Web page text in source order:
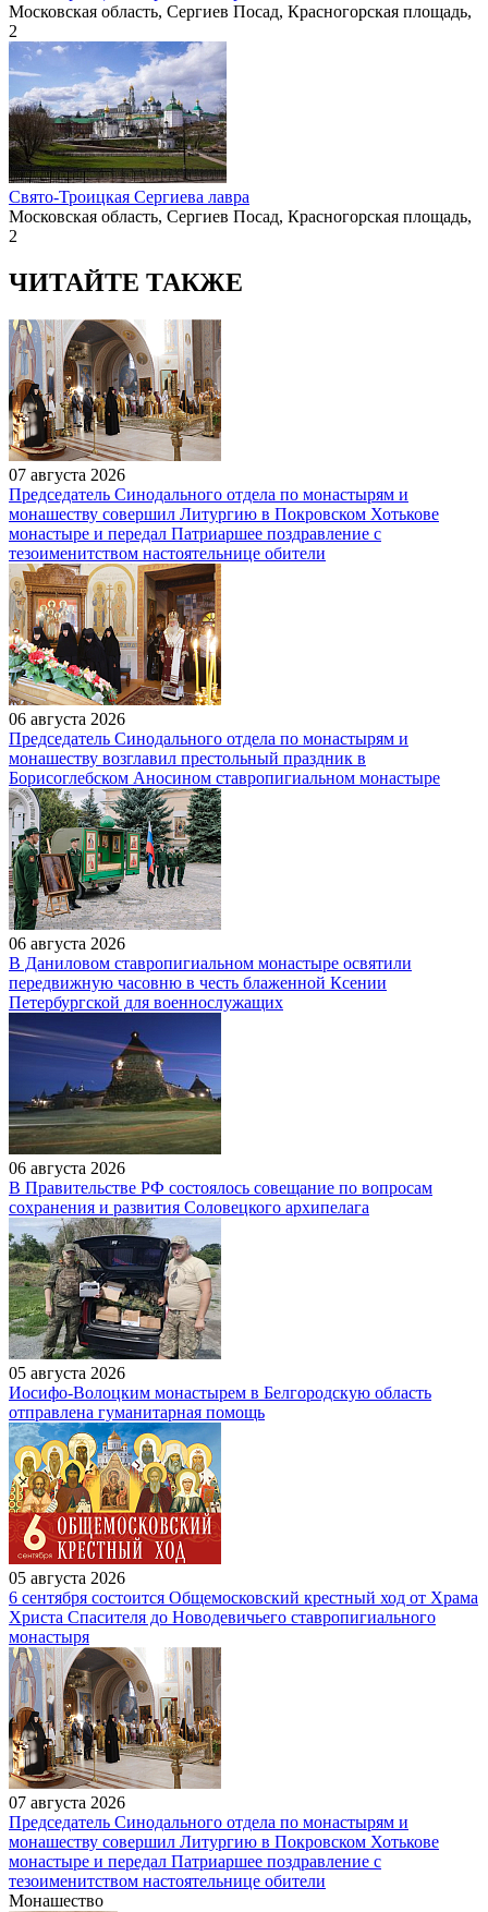
Московская область, Сергиев Посад, Красногорская площадь,
2
Свято-Троицкая Сергиева лавра
Московская область, Сергиев Посад, Красногорская площадь,
2
ЧИТАЙТЕ ТАКЖЕ
07 августа 2026
Председатель Синодального отдела по монастырям и
монашеству совершил Литургию в Покровском Хотькове
монастыре и передал Патриаршее поздравление с
тезоименитством настоятельнице обители
06 августа 2026
Председатель Синодального отдела по монастырям и
монашеству возглавил престольный праздник в
Борисоглебском Аносином ставропигиальном монастыре
06 августа 2026
В Даниловом ставропигиальном монастыре освятили
передвижную часовню в честь блаженной Ксении
Петербургской для военнослужащих
06 августа 2026
В Правительстве РФ состоялось совещание по вопросам
сохранения и развития Соловецкого архипелага
05 августа 2026
Иосифо-Волоцким монастырем в Белгородскую область
отправлена гуманитарная помощь
05 августа 2026
6 сентября состоится Общемосковский крестный ход от Храма
Христа Спасителя до Новодевичьего ставропигиального
монастыря
07 августа 2026
Председатель Синодального отдела по монастырям и
монашеству совершил Литургию в Покровском Хотькове
монастыре и передал Патриаршее поздравление с
тезоименитством настоятельнице обители
Монашество